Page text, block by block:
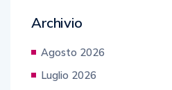
Archivio
Agosto 2026
Luglio 2026